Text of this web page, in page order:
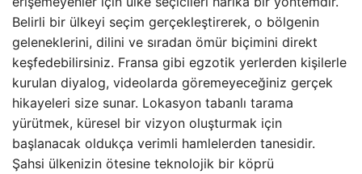
Belirli bir ülkeyi seçim gerçekleştirerek, o bölgenin
geleneklerini, dilini ve sıradan ömür biçimini direkt
keşfedebilirsiniz. Fransa gibi egzotik yerlerden kişilerle
kurulan diyalog, videolarda göremeyeceğiniz gerçek
hikayeleri size sunar. Lokasyon tabanlı tarama
yürütmek, küresel bir vizyon oluşturmak için
başlanacak oldukça verimli hamlelerden tanesidir.
Şahsi ülkenizin ötesine teknolojik bir köprü